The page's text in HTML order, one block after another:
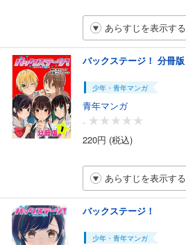
あらすじを表示する
バックステージ！ 分冊版
少年・青年マンガ
青年マンガ
-
220円 (税込)
あらすじを表示する
バックステージ！
少年・青年マンガ